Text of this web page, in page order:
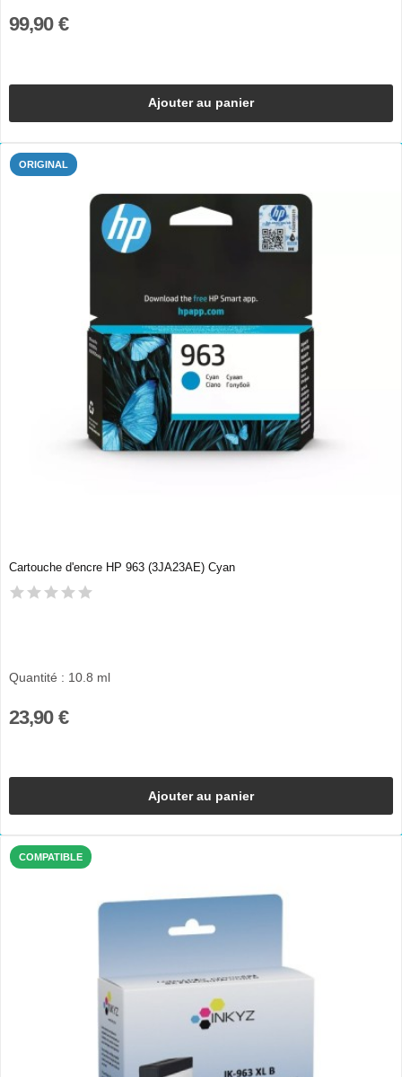
99,90 €
Ajouter au panier
ORIGINAL
Cartouche d'encre HP 963 (3JA23AE) Cyan
Quantité : 10.8 ml
23,90 €
Ajouter au panier
COMPATIBLE